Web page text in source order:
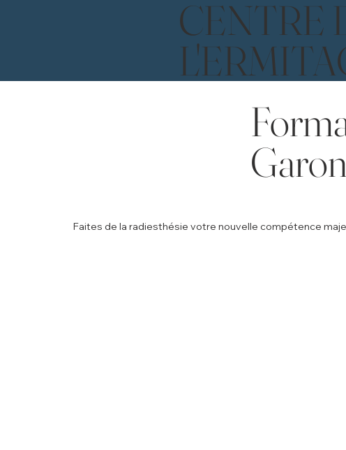
CENTRE
Faites de la radiesthésie votre nouvelle compétence